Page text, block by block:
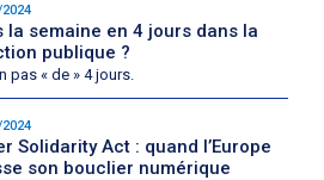
la semaine en 4 jours dans la
publique ?
pas « de » 4 jours.
Solidarity Act : quand l’Europe
son bouclier numérique